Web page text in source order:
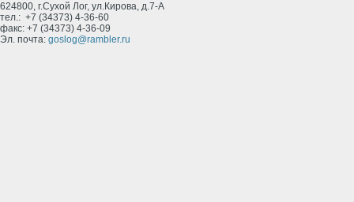
624800, г.Сухой Лог, ул.Кирова, д.7-А
тел.: +7 (34373) 4-36-60
факс: +7 (34373) 4-36-09
Эл. почта: goslog@rambler.ru